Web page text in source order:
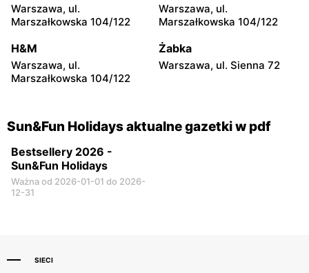
Sun&Fun Holidays
Edukacji Narodowej 36
Sun&Fun Holidays
309A
Sun&Fun Holidays Sun&Fun Holidays
Warszawa, ul.
Marszałkowska 104/122
Warszawa, ul.
Marszałkowska 104/122
H&M
Warszawa, ul.
Marszałkowska 104/122
Żabka
Warszawa, ul. Sienna 72
Sun&Fun Holidays aktualne gazetki w pdf
Bestsellery 2026 -
Sun&Fun Holidays
Ważna od 2026-01-01 do 2026-
12-31
SIECI